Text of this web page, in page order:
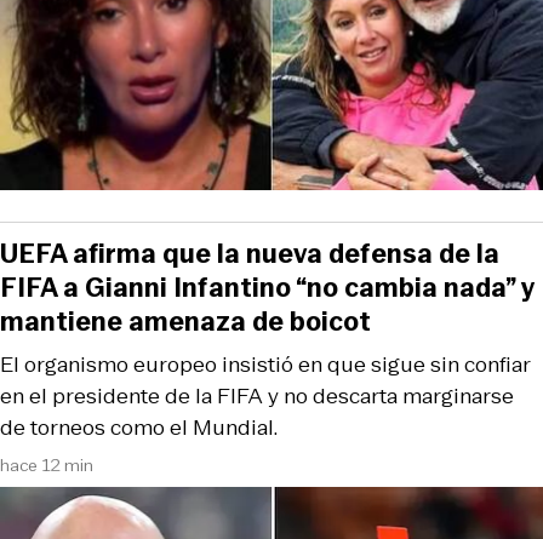
hace 12 min
El organismo europeo insistió en que sigue sin confiar
en el presidente de la FIFA y no descarta marginarse
de torneos como el Mundial.
UEFA afirma que la nueva defensa de la
FIFA a Gianni Infantino “no cambia nada” y
mantiene amenaza de boicot